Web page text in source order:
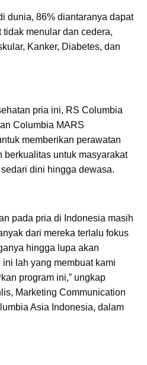
dunia, 86% diantaranya dapat
menular dan cedera,
Kanker, Diabetes, dan
pria ini, RS Columbia
Columbia MARS
memberikan perawatan
berkualitas untuk masyarakat
dini hingga dewasa.
pada pria di Indonesia masih
dari mereka terlalu fokus
hingga lupa akan
lah yang membuat kami
program ini,” ungkap
Marketing Communication
Asia Indonesia, dalam